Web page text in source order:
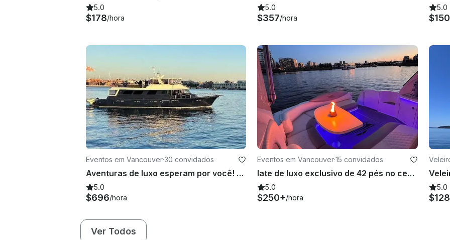
5.0
$178/hora
5.0
$357/hora
5.0
Eventos em Vancouver·30 convidados
Aventuras de luxo esperam por você! Navegue conosco no Hatteras Yacht de 92 pés em Vancouver, BC
5.0
$696/hora
Eventos em Vancouver·15 convidados
Iate de luxo exclusivo de 42 pés no centro de Vancouver
5.0
$250+/hora
5.0
$128
Ver Todos